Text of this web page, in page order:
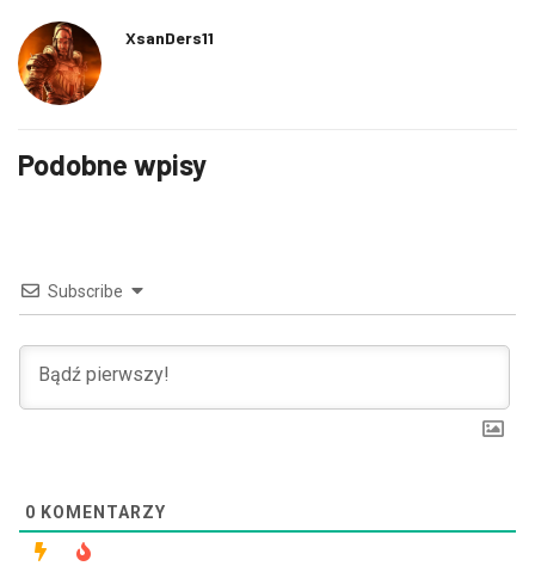
XsanDers11
Podobne wpisy
Subscribe
0 KOMENTARZY